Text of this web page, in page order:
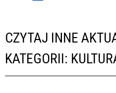
CZYTAJ INNE
KATEGORII: